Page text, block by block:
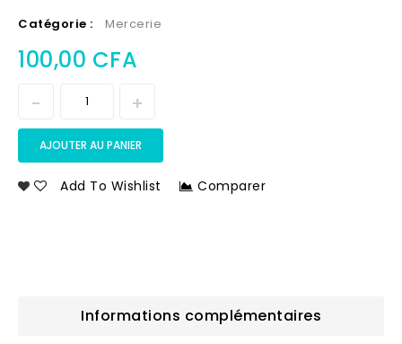
Catégorie : Mercerie
100,00 CFA
AJOUTER AU PANIER
Add To Wishlist Comparer
Informations complémentaires